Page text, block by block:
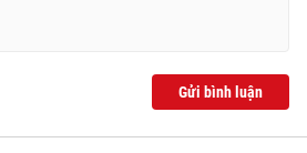
Gửi bình luận